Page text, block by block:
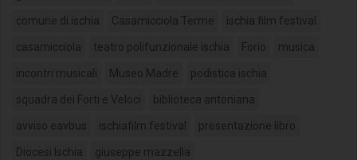
comune di ischia Casamicciola Terme ischia film festival
casamicciola teatro polifunzionale ischia Forio musica
incontri musicali Museo Madre podistica ischia
squadra dei Forti e Veloci biblioteca antoniana
avviso eavbus ischiafilm festival presentazione libro
Diocesi Ischia giuseppe mazzella